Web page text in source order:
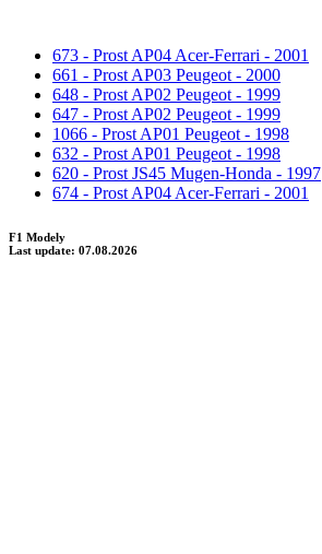
673 - Prost AP04 Acer-Ferrari - 2001
661 - Prost AP03 Peugeot - 2000
648 - Prost AP02 Peugeot - 1999
647 - Prost AP02 Peugeot - 1999
1066 - Prost AP01 Peugeot - 1998
632 - Prost AP01 Peugeot - 1998
620 - Prost JS45 Mugen-Honda - 1997
674 - Prost AP04 Acer-Ferrari - 2001
F1 Modely
Last update: 07.08.2026